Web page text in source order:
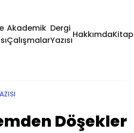
Akademik
Çalışmalar
Dergi
Yazısı
HakkımdaKitap
Döşekler